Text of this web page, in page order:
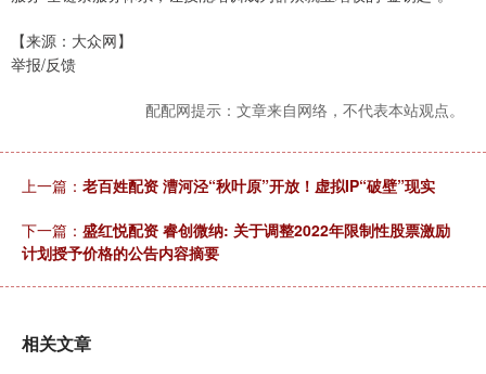
【来源：大众网】
举报/反馈
配配网提示：文章来自网络，不代表本站观点。
上一篇： 老百姓配资 漕河泾“秋叶原”开放！虚拟IP“破壁”现实
下一篇： 盛红悦配资 睿创微纳: 关于调整2022年限制性股票激励
计划授予价格的公告内容摘要
相关文章